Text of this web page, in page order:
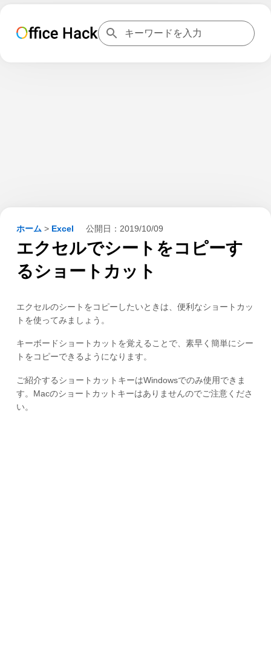
ホーム > Excel 公開日： 2019/10/09
エクセルでシートをコピーす
るショートカット
エクセルのシートをコピーしたいときは、便利なショートカッ
トを使ってみましょう。
キーボードショートカットを覚えることで、素早く簡単にシー
トをコピーできるようになります。
ご紹介するショートカットキーはWindowsでのみ使用できま
す。Macのショートカットキーはありませんのでご注意くださ
い。